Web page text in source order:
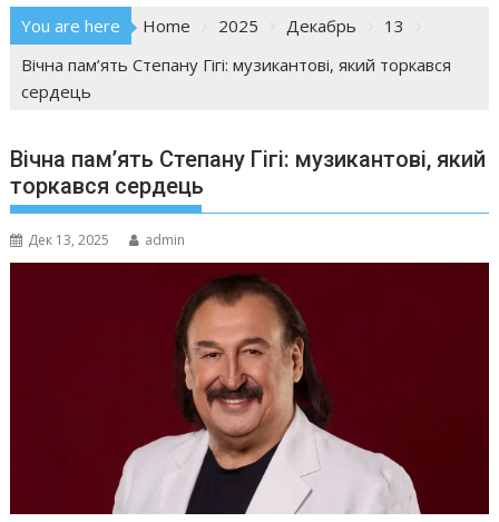
You are here Home 2025 Декабрь
13
Вічна пам’ять Степану Гігі: музикантові, який торкався
сердець
Вічна пам’ять Степану Гігі: музикантові, який
торкався сердець
Дек 13, 2025 admin